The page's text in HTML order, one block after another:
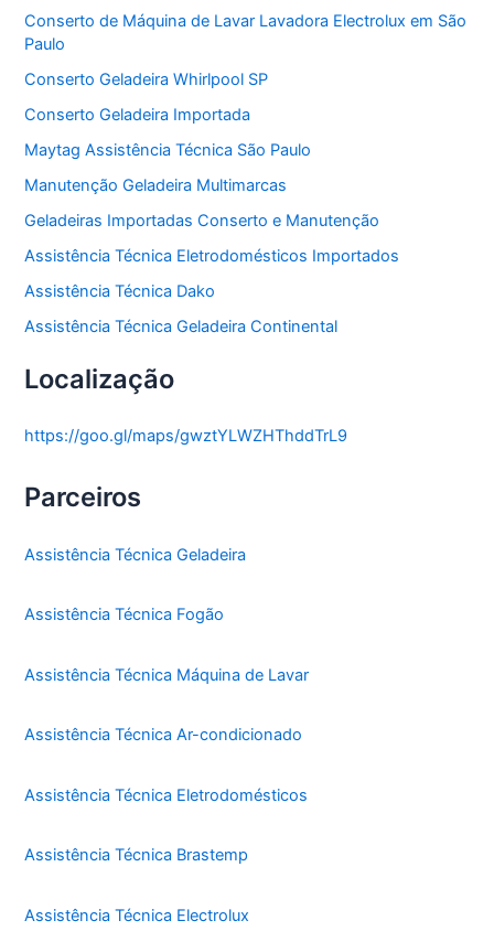
a
s
Conserto de Máquina de Lavar Lavadora Electrolux em São
Paulo
Conserto Geladeira Whirlpool SP
Conserto Geladeira Importada
Maytag Assistência Técnica São Paulo
Manutenção Geladeira Multimarcas
Geladeiras Importadas Conserto e Manutenção
Assistência Técnica Eletrodomésticos Importados
Assistência Técnica Dako
Assistência Técnica Geladeira Continental
Localização
https://goo.gl/maps/gwztYLWZHThddTrL9
Parceiros
Assistência Técnica Geladeira
Assistência Técnica Fogão
Assistência Técnica Máquina de Lavar
Assistência Técnica Ar-condicionado
Assistência Técnica Eletrodomésticos
Assistência Técnica Brastemp
Assistência Técnica Electrolux